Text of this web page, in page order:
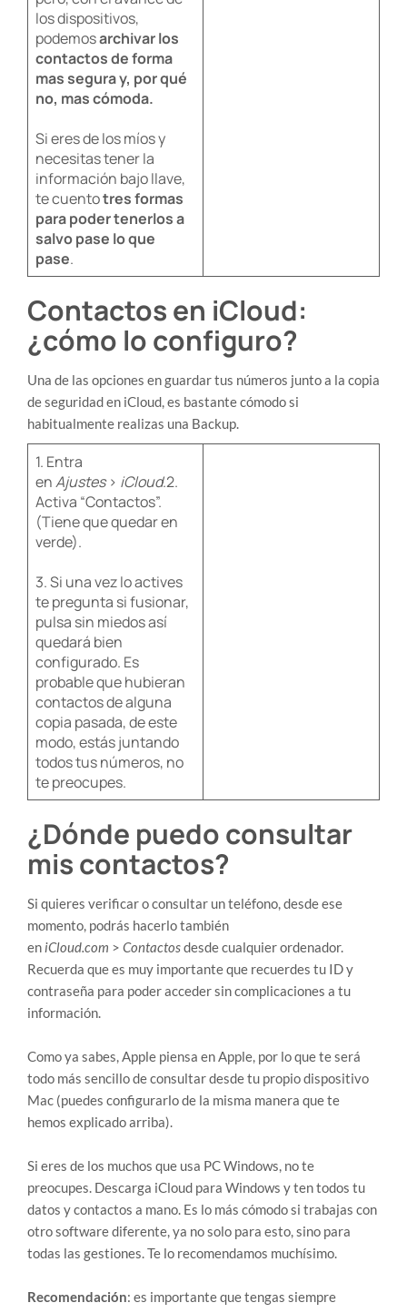
los dispositivos,
podemosarchivar los
contactos de forma
mas segura y, por qué
no, mas cómoda.
Si eres de los míos y
necesitas tener la
información bajo llave,
te cuentotres formas
para poder tenerlos a
salvo pase lo que
pase.
Contactos en iCloud:
¿cómo lo configuro?
Una de las opciones en guardar tus números junto a la copia
de seguridad en iCloud, es bastante cómodo si
habitualmente realizas una Backup.
​1. Entra
enAjustes> iCloud.2.
Activa “Contactos”.
(Tiene que quedar en
verde).
3. Si una vez lo actives
te pregunta si fusionar,
pulsa sin miedos así
quedará bien
configurado. Es
probable que hubieran
contactos de alguna
copia pasada, de este
modo, estás juntando
todos tus números, no
te preocupes.
¿Dónde puedo consultar
mis contactos?
Si quieres verificar o consultar un teléfono, desde ese
momento, podrás hacerlo también
en iCloud.com > Contactosdesde cualquier ordenador.
Recuerda que es muy importante que recuerdes tu ID y
contraseña para poder acceder sin complicaciones a tu
información.
Como ya sabes, Apple piensa en Apple, por lo que te será
todo más sencillo de consultar desde tu propio dispositivo
Mac (puedes configurarlo de la misma manera que te
hemos explicado arriba).
Si eres de los muchos que usa PC Windows, no te
preocupes. Descarga iCloud para Windows y ten todos tu
datos y contactos a mano. Es lo más cómodo si trabajas con
otro software diferente, ya no solo para esto, sino para
todas las gestiones. Te lo recomendamos muchísimo.
Recomendación: es importante que tengas siempre